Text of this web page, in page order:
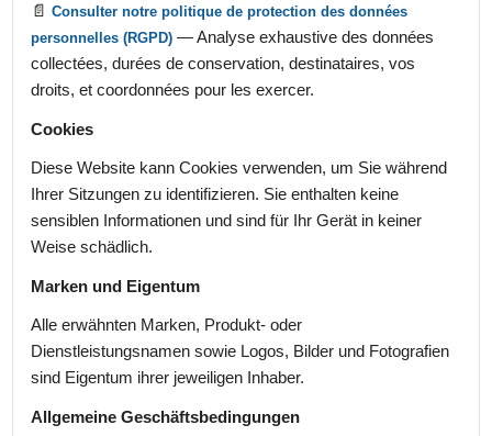
📄Consulter notre politique de protection des données
personnelles (RGPD)— Analyse exhaustive des données
collectées, durées de conservation, destinataires, vos
droits, et coordonnées pour les exercer.
Cookies
Diese Website kann Cookies verwenden, um Sie während
Ihrer Sitzungen zu identifizieren. Sie enthalten keine
sensiblen Informationen und sind für Ihr Gerät in keiner
Weise schädlich.
Marken und Eigentum
Alle erwähnten Marken, Produkt- oder
Dienstleistungsnamen sowie Logos, Bilder und Fotografien
sind Eigentum ihrer jeweiligen Inhaber.
Allgemeine Geschäftsbedingungen